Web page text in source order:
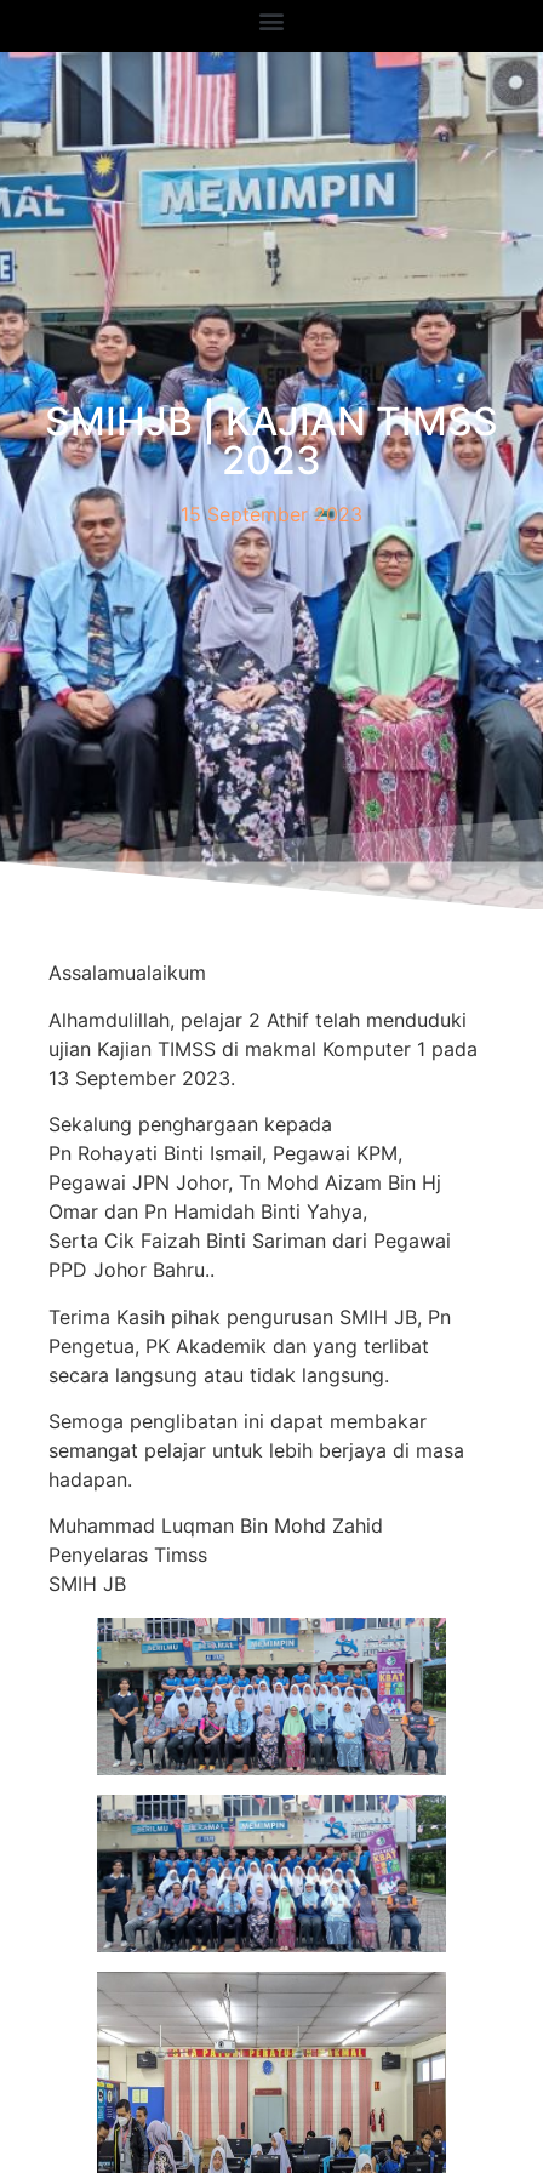
SMIHJB | KAJIAN TIMSS
2023
15 September 2023
Assalamualaikum
Alhamdulillah, pelajar 2 Athif telah menduduki
ujian Kajian TIMSS di makmal Komputer 1 pada
13 September 2023.
Sekalung penghargaan kepada
Pn Rohayati Binti Ismail, Pegawai KPM,
Pegawai JPN Johor, Tn Mohd Aizam Bin Hj
Omar dan Pn Hamidah Binti Yahya,
Serta Cik Faizah Binti Sariman dari Pegawai
PPD Johor Bahru..
Terima Kasih pihak pengurusan SMIH JB, Pn
Pengetua, PK Akademik dan yang terlibat
secara langsung atau tidak langsung.
Semoga penglibatan ini dapat membakar
semangat pelajar untuk lebih berjaya di masa
hadapan.
Muhammad Luqman Bin Mohd Zahid
Penyelaras Timss
SMIH JB